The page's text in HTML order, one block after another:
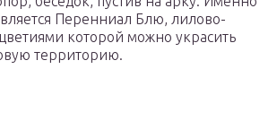
Перенниал Блю, лилово-
которой можно украсить
территорию.